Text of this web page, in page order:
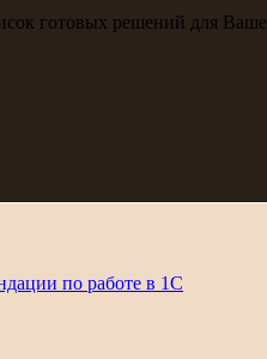
готовых решений для
по работе в 1С